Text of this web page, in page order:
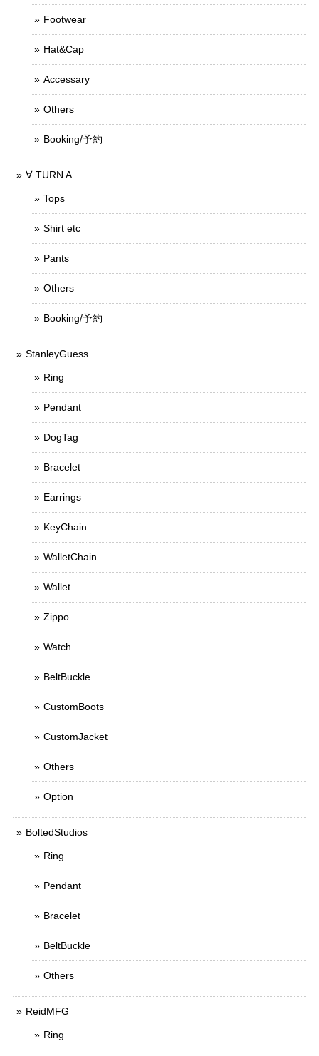
Footwear
Hat&Cap
Accessary
Others
Booking/予約
∀ TURN A
Tops
Shirt etc
Pants
Others
Booking/予約
StanleyGuess
Ring
Pendant
DogTag
Bracelet
Earrings
KeyChain
WalletChain
Wallet
Zippo
Watch
BeltBuckle
CustomBoots
CustomJacket
Others
Option
BoltedStudios
Ring
Pendant
Bracelet
BeltBuckle
Others
ReidMFG
Ring